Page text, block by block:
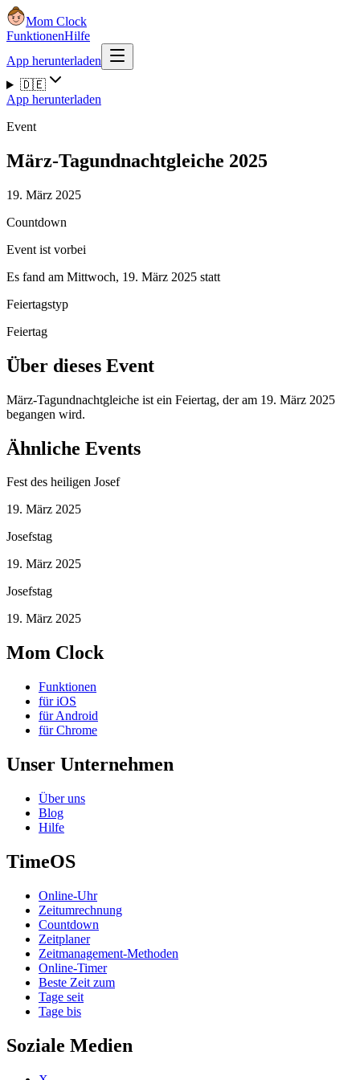
Mom Clock
FunktionenHilfe
App herunterladen
🇩🇪
App herunterladen
Event
März-Tagundnachtgleiche 2025
19. März 2025
Countdown
Event ist vorbei
Es fand am Mittwoch, 19. März 2025 statt
Feiertagstyp
Feiertag
Über dieses Event
März-Tagundnachtgleiche ist ein Feiertag, der am 19. März 2025
begangen wird.
Ähnliche Events
Fest des heiligen Josef
19. März 2025
Josefstag
19. März 2025
Josefstag
19. März 2025
Mom Clock
Funktionen
für iOS
für Android
für Chrome
Unser Unternehmen
Über uns
Blog
Hilfe
TimeOS
Online-Uhr
Zeitumrechnung
Countdown
Zeitplaner
Zeitmanagement-Methoden
Online-Timer
Beste Zeit zum
Tage seit
Tage bis
Soziale Medien